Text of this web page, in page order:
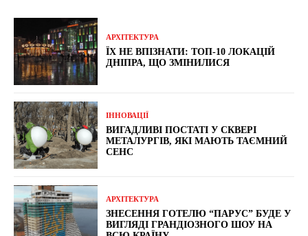
АРХІТЕКТУРА
ЇХ НЕ ВПІЗНАТИ: ТОП-10 ЛОКАЦІЙ
ДНІПРА, ЩО ЗМІНИЛИСЯ
ІННОВАЦІЇ
ВИГАДЛИВІ ПОСТАТІ У СКВЕРІ
МЕТАЛУРГІВ, ЯКІ МАЮТЬ ТАЄМНИЙ
СЕНС
АРХІТЕКТУРА
ЗНЕСЕННЯ ГОТЕЛЮ “ПАРУС” БУДЕ У
ВИГЛЯДІ ГРАНДІОЗНОГО ШОУ НА